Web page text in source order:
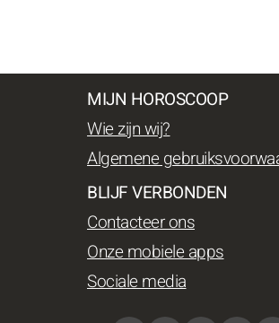
MIJN HOROSCOOP
Wie zijn wij?
Algemene
BLIJF VERBONDEN
Contacteer ons
Onze mobiele apps
Sociale media